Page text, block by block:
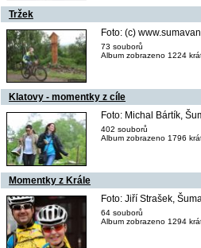
Tržek
Foto: (c)
73 souborů
Album zobrazeno 1224
Klatovy - momentky z cíle
Foto: Michal Bártík,
402 souborů
Album zobrazeno 1796
Momentky z Krále
Foto: Jiří Strašek,
64 souborů
Album zobrazeno 1294